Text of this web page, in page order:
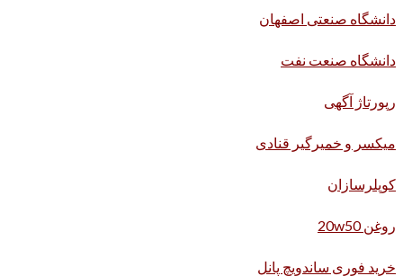
دانشگاه صنعتی اصفهان
دانشگاه صنعت نفت
رپورتاژ آگهی
میکسر و خمیرگیر قنادی
کوپلرسازان
روغن 20w50
خرید فوری ساندویچ پانل